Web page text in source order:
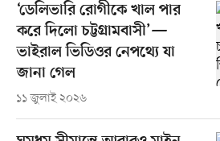
‘ডেলিভারি রোগীকে খাল পার
করে দিলো চট্টগ্রামবাসী’—
ভাইরাল ভিডিওর নেপথ্যে যা
জানা গেল
১১ জুলাই ২০২৬